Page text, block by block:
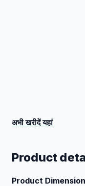
अभी खरीदें यहां
Product